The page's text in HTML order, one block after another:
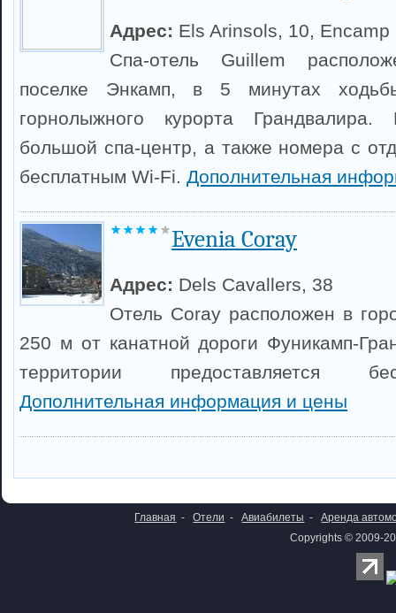
Адрес: Els Arinsols, 10, Encamp
Спа-отель Guillem
поселке Энкамп, в 5 минутах
горнолыжного курорта
большой спа-центр, а также номера с
бесплатным Wi-Fi. Дополнительная
Evenia Coray
Адрес: Dels Cavallers, 38
Отель Coray расположен в
250 м от канатной дороги Фуникамп-
территории предоставляется
Дополнительная информация и цены
Главная - Отели - Авиабилеты -
Аренда
Copyrights © 2009-